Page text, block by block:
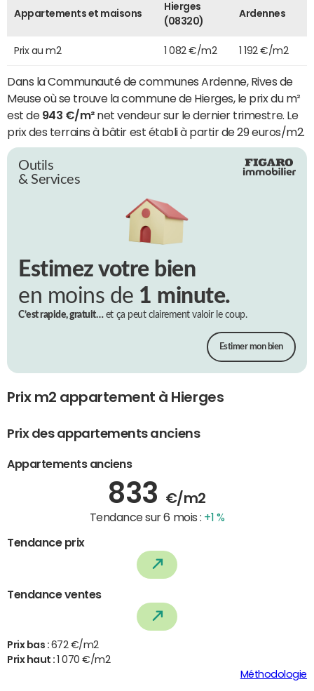
Appartements et maisons
Hierges
(08320)
Ardennes
Prix au m2 1 082 €/m2 1 192 €/m2
Dans la Communauté de communes Ardenne, Rives de
Meuse où se trouve la commune de Hierges, le prix du m²
est de 943 €/m²net vendeur sur le dernier trimestre. Le
prix des terrains à bâtir est établi à partir de 29 euros/m2.
Outils
& Services
Estimez votre bien
en moins de 1 minute.
C’est rapide, gratuit…et ça peut clairement valoir le coup.
Estimer mon bien
Prix m2 appartement à Hierges
Prix des appartements anciens
Appartements anciens
833 €/m2
Tendance sur 6 mois : +1 %
Tendance prix
Tendance ventes
Prix bas : 672 €/m2
Prix haut :1 070 €/m2
Méthodologie